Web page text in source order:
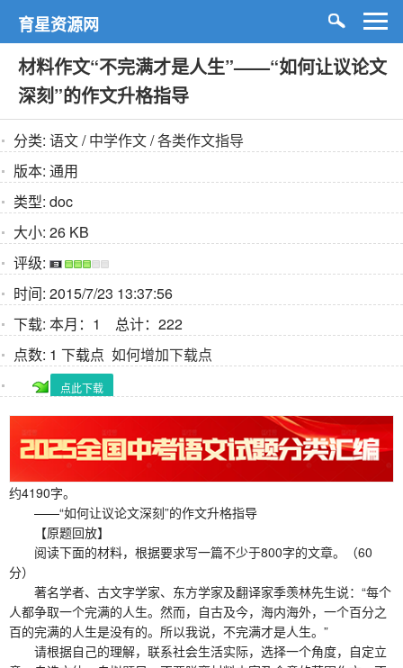
育星资源网
材料作文“不完满才是人生”——“如何让议论文
深刻”的作文升格指导
分类: 语文/中学作文/各类作文指导
版本: 通用
类型: doc
大小: 26 KB
评级:
时间: 2015/7/23 13:37:56
下载: 本月：1 总计：222
点数: 1 下载点 如何增加下载点
点此下载
约4190字。
——“如何让议论文深刻”的作文升格指导
【原题回放】
阅读下面的材料，根据要求写一篇不少于800字的文章。（60
分）
著名学者、古文字学家、东方学家及翻译家季羡林先生说：“每个
人都争取一个完满的人生。然而，自古及今，海内海外，一个百分之
百的完满的人生是没有的。所以我说，不完满才是人生。”
请根据自己的理解，联系社会生活实际，选择一个角度，自定立